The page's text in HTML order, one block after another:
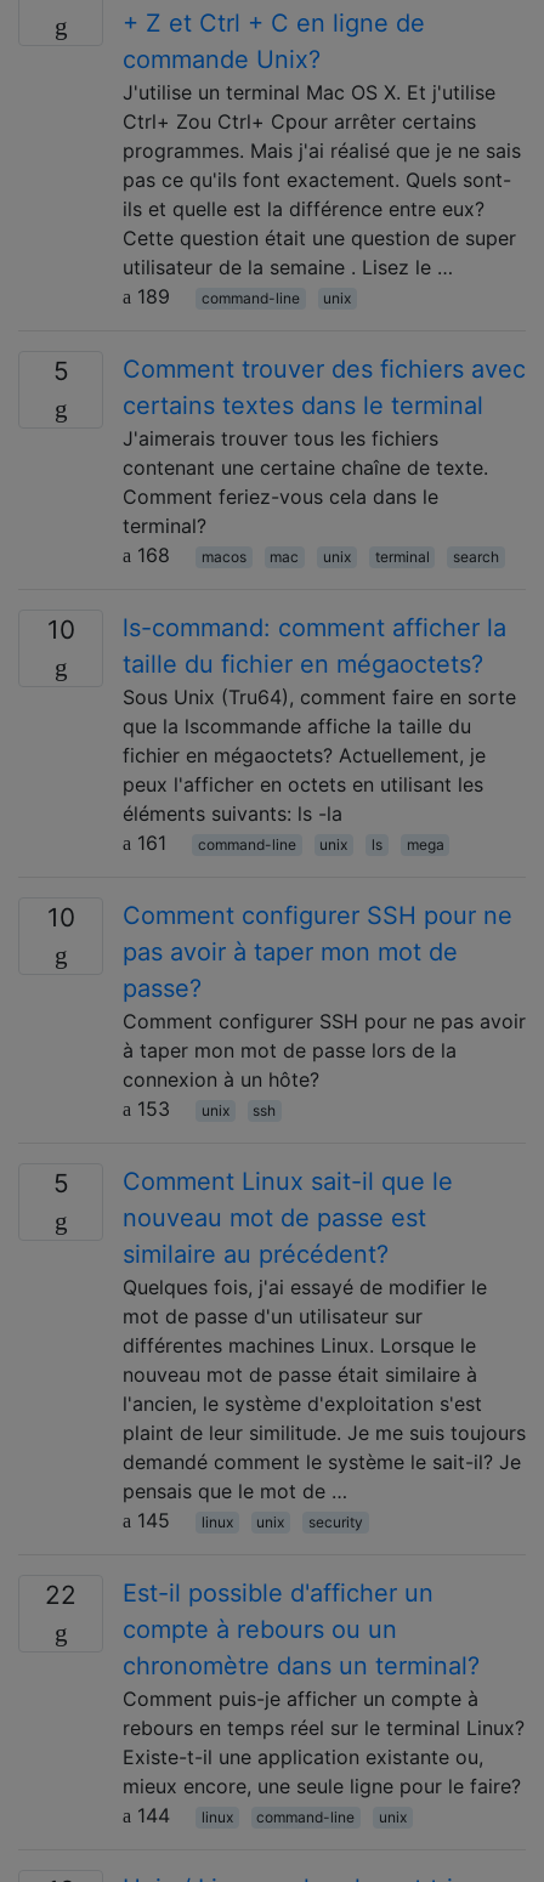
+ Z et Ctrl + C en ligne de
commande Unix?
J'utilise un terminal Mac OS X. Et j'utilise
Ctrl+ Zou Ctrl+ Cpour arrêter certains
programmes. Mais j'ai réalisé que je ne sais
pas ce qu'ils font exactement. Quels sont-
ils et quelle est la différence entre eux?
Cette question était une question de super
utilisateur de la semaine . Lisez le …
189
command-line unix
5
Comment trouver des fichiers avec
certains textes dans le terminal
J'aimerais trouver tous les fichiers
contenant une certaine chaîne de texte.
Comment feriez-vous cela dans le
terminal?
168
macos mac unix terminal search
10
ls-command: comment afficher la
taille du fichier en mégaoctets?
Sous Unix (Tru64), comment faire en sorte
que la lscommande affiche la taille du
fichier en mégaoctets? Actuellement, je
peux l'afficher en octets en utilisant les
éléments suivants: ls -la
161
command-line unix ls mega
10
Comment configurer SSH pour ne
pas avoir à taper mon mot de
passe?
Comment configurer SSH pour ne pas avoir
à taper mon mot de passe lors de la
connexion à un hôte?
153
unix ssh
5
Comment Linux sait-il que le
nouveau mot de passe est
similaire au précédent?
Quelques fois, j'ai essayé de modifier le
mot de passe d'un utilisateur sur
différentes machines Linux. Lorsque le
nouveau mot de passe était similaire à
l'ancien, le système d'exploitation s'est
plaint de leur similitude. Je me suis toujours
demandé comment le système le sait-il? Je
pensais que le mot de …
145
linux unix security
22
Est-il possible d'afficher un
compte à rebours ou un
chronomètre dans un terminal?
Comment puis-je afficher un compte à
rebours en temps réel sur le terminal Linux?
Existe-t-il une application existante ou,
mieux encore, une seule ligne pour le faire?
144
linux command-line unix